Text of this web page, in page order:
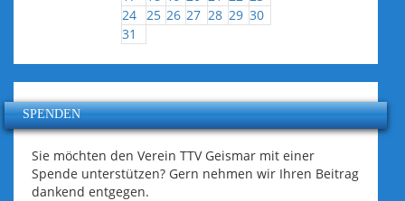
24 25 26 27 28 29 30
31
SPENDEN
Sie möchten den Verein TTV Geismar mit einer
Spende unterstützen? Gern nehmen wir Ihren Beitrag
dankend entgegen.